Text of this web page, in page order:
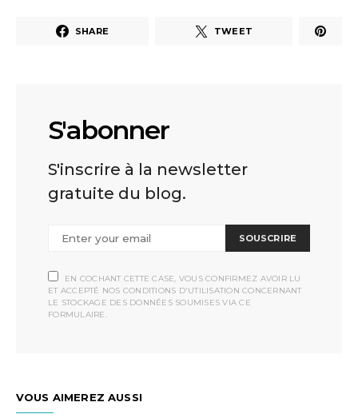
SHARE TWEET
S'abonner
S'inscrire à la newsletter
gratuite du blog.
SOUSCRIRE
EN COCHANT CETTE CASE, VOUS CONFIRMEZ AVOIR LU
ET ACCEPTÉ NOS CONDITIONS D'UTILISATION CONCERNANT
LE STOCKAGE DES DONNÉES SOUMISES VIA CE
FORMULAIRE.
VOUS AIMEREZ AUSSI